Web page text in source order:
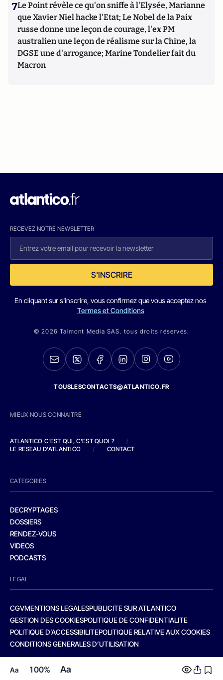
Aa 100% Aa
7Le Point révèle ce qu'on sniffe à l'Elysée, Marianne
que Xavier Niel hacke l'Etat; Le Nobel de la Paix
russe donne une leçon de courage, l'ex PM
australien une leçon de réalisme sur la Chine, la
DGSE une d'arrogance; Marine Tondelier fait du
Macron
RECEVEZ NOTRE NEWSLETTER
S'INSCRIRE
En cliquant sur s'inscrire, vous confirmez que vous acceptez nos
Termes et Conditions
© 2026 Talmont Media SAS. tous droits réservés.
TOUSLESCONTACTS@ATLANTICO.FR
MIEUX NOUS CONNAITRE
ATLANTICO C'EST QUI, C'EST QUOI ?
/
LE RESEAU D'ATLANTICO
/ CONTACT
CATEGORIES
DECRYPTAGES
DOSSIERS
RENDEZ-VOUS
VIDEOS
PODCASTS
LEGAL
CGVMENTIONS LEGALESPUBLICITE SUR ATLANTICO
GESTION DES COOKIESPOLITIQUE DE CONFIDENTIALITE
POLITIQUE D’ACCESSIBILITEPOLITIQUE RELATIVE AUX COOKIES
CONDITIONS GENERALES D’UTILISATION